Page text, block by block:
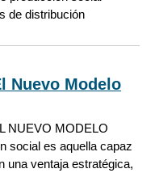
de distribución
Nuevo Modelo
NUEVO MODELO
social es aquella capaz
una ventaja estratégica,